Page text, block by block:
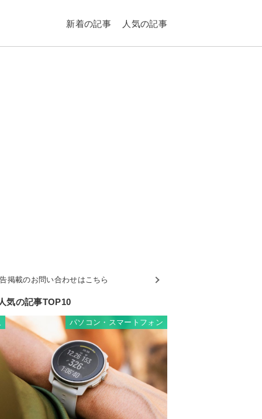
新着の記事 人気の記事
掲載のお問い合わせはこちら
気の記事TOP10
パソコン・スマートフォン